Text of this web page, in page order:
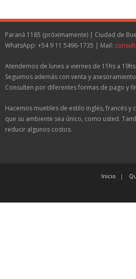
Paraná 1185 (próximamente) | Ciudad de
WhatsApp: +54 9 11 5496-1735 | Mail:
Atendemos de lunes a viernes de 11hs a
Seguimos además con venta y
Consulten por diferentes formas de pago y
Hacemos muebles de estilo inglés, francés
que su ambiente sea único, como usted.
reducir algunos costos.
Inicio